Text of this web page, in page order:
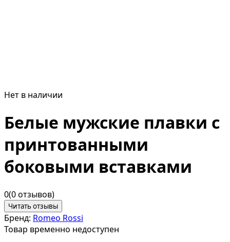
Нет в наличии
Белые мужские плавки с
принтованными
боковыми вставками
0(0 отзывов)
Читать отзывы
Бренд: Romeo Rossi
Товар временно недоступен